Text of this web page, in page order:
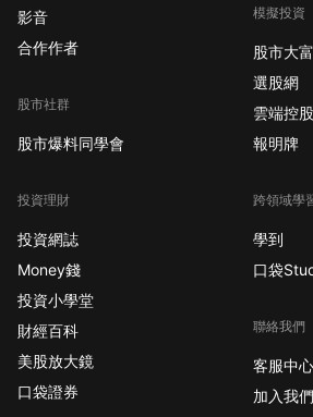
影音
合作作者
股市社群
股市爆料同學會
投資理財
投資網誌
Money錢
投資小學堂
財經百科
美股放大鏡
口袋證券
模擬投資
股市大
選股網
雲端控股
報明牌
跨領域學
學到
口袋
聯絡我們
客服中心
加入我們